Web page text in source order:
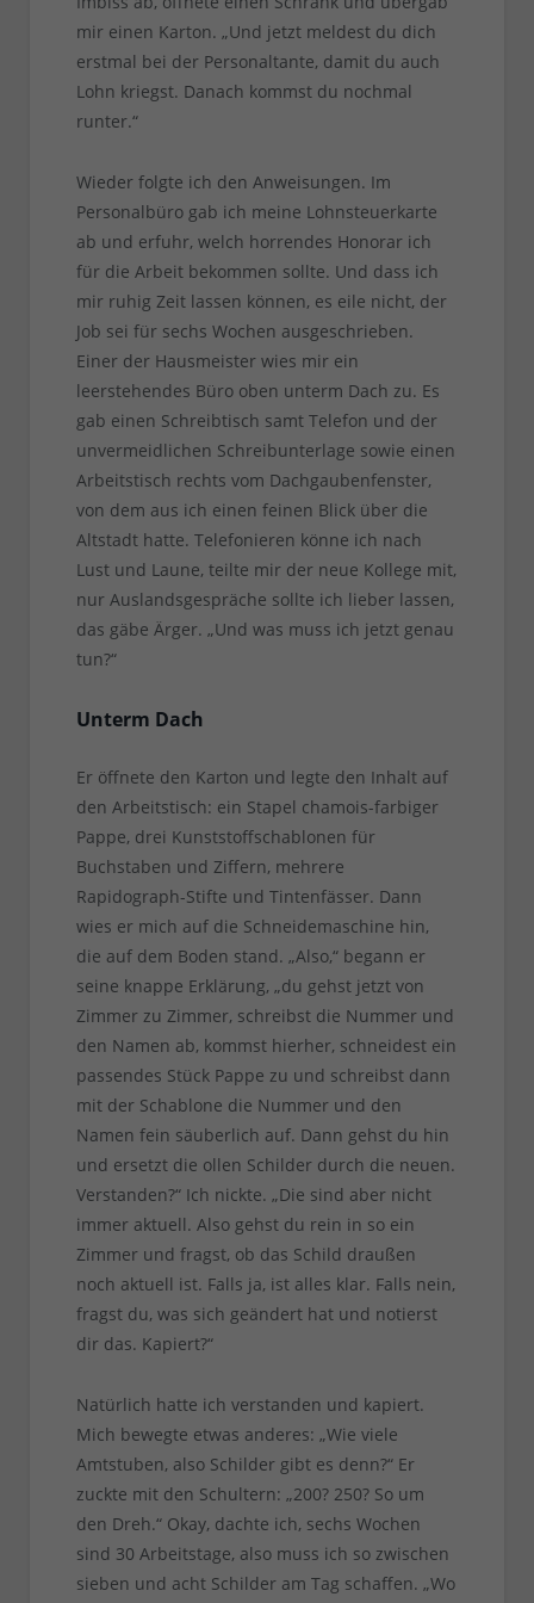
mir einen Karton. „Und jetzt meldest du dich
erstmal bei der Personaltante, damit du auch
Lohn kriegst. Danach kommst du nochmal
runter.“
Wieder folgte ich den Anweisungen. Im
Personalbüro gab ich meine Lohnsteuerkarte
ab und erfuhr, welch horrendes Honorar ich
für die Arbeit bekommen sollte. Und dass ich
mir ruhig Zeit lassen können, es eile nicht, der
Job sei für sechs Wochen ausgeschrieben.
Einer der Hausmeister wies mir ein
leerstehendes Büro oben unterm Dach zu. Es
gab einen Schreibtisch samt Telefon und der
unvermeidlichen Schreibunterlage sowie einen
Arbeitstisch rechts vom Dachgaubenfenster,
von dem aus ich einen feinen Blick über die
Altstadt hatte. Telefonieren könne ich nach
Lust und Laune, teilte mir der neue Kollege mit,
nur Auslandsgespräche sollte ich lieber lassen,
das gäbe Ärger. „Und was muss ich jetzt genau
tun?“
Unterm Dach
Er öffnete den Karton und legte den Inhalt auf
den Arbeitstisch: ein Stapel chamois-farbiger
Pappe, drei Kunststoffschablonen für
Buchstaben und Ziffern, mehrere
Rapidograph-Stifte und Tintenfässer. Dann
wies er mich auf die Schneidemaschine hin,
die auf dem Boden stand. „Also,“ begann er
seine knappe Erklärung, „du gehst jetzt von
Zimmer zu Zimmer, schreibst die Nummer und
den Namen ab, kommst hierher, schneidest ein
passendes Stück Pappe zu und schreibst dann
mit der Schablone die Nummer und den
Namen fein säuberlich auf. Dann gehst du hin
und ersetzt die ollen Schilder durch die neuen.
Verstanden?“ Ich nickte. „Die sind aber nicht
immer aktuell. Also gehst du rein in so ein
Zimmer und fragst, ob das Schild draußen
noch aktuell ist. Falls ja, ist alles klar. Falls nein,
fragst du, was sich geändert hat und notierst
dir das. Kapiert?“
Natürlich hatte ich verstanden und kapiert.
Mich bewegte etwas anderes: „Wie viele
Amtstuben, also Schilder gibt es denn?“ Er
zuckte mit den Schultern: „200? 250? So um
den Dreh.“ Okay, dachte ich, sechs Wochen
sind 30 Arbeitstage, also muss ich so zwischen
sieben und acht Schilder am Tag schaffen. „Wo